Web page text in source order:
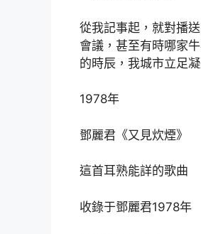
從我記事起，就對播
會議，甚至有時哪家
的時辰，我城市立足
1978年
鄧麗君《又見炊煙》
這首耳熟能詳的歌曲
收錄于鄧麗君1978年